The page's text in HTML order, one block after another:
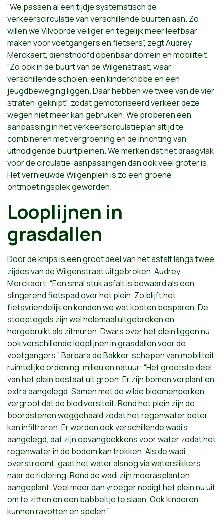
“We passen al een tijdje systematisch de
verkeerscirculatie van verschillende buurten aan. Zo
willen we Vilvoorde veiliger en tegelijk meer leefbaar
maken voor voetgangers en fietsers”, zegt Audrey
Merckaert, diensthoofd openbaar domein en mobiliteit.
“Zo ook in de buurt van de Wilgenstraat, waar
verschillende scholen, een kinderkribbe en een
jeugdbeweging liggen. Daar hebben we twee van de vier
straten ‘geknipt’, zodat gemotoriseerd verkeer deze
wegen niet meer kan gebruiken. We proberen een
aanpassing in het verkeerscirculatieplan altijd te
combineren met vergroening en de inrichting van
uitnodigende buurtpleinen. We merken dat het draagvlak
voor de circulatie-aanpassingen dan ook veel groter is.
Het vernieuwde Wilgenplein is zo een groene
ontmoetingsplek geworden.”
Looplijnen in
grasdallen
Door de knips is een groot deel van het asfalt langs twee
zijdes van de Wilgenstraat uitgebroken. Audrey
Merckaert: “Een smal stuk asfalt is bewaard als een
slingerend fietspad over het plein. Zo blijft het
fietsvriendelijk en konden we wat kosten besparen. De
stoeptegels zijn wel helemaal uitgebroken en
hergebruikt als zitmuren. Dwars over het plein liggen nu
ook verschillende looplijnen in grasdallen voor de
voetgangers.” Barbara de Bakker, schepen van mobiliteit,
ruimtelijke ordening, milieu en natuur: “Het grootste deel
van het plein bestaat uit groen. Er zijn bomen verplant en
extra aangelegd. Samen met de wilde bloemenperken
vergroot dat de biodiversiteit. Rond het plein zijn de
boordstenen weggehaald zodat het regenwater beter
kan infiltreren. Er werden ook verschillende wadi’s
aangelegd, dat zijn opvangbekkens voor water zodat het
regenwater in de bodem kan trekken. Als de wadi
overstroomt, gaat het water alsnog via waterslikkers
naar de riolering. Rond de wadi zijn moerasplanten
aangeplant. Veel meer dan vroeger nodigt het plein nu uit
om te zitten en een babbeltje te slaan. Ook kinderen
kunnen ravotten en spelen.”